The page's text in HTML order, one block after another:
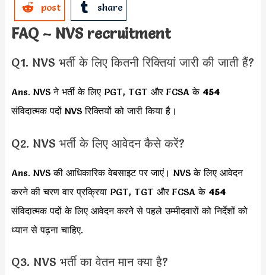
post share
FAQ – NVS recruitment
Q1. NVS भर्ती के लिए कितनी रिक्तियां जारी की जाती हैं?
Ans. NVS ने भर्ती के लिए PGT, TGT और FCSA के454
संविदात्मक पदों NVS रिक्तियों को जारी किया है।
Q2. NVS भर्ती के लिए आवेदन कैसे करें?
Ans. NVS की आधिकारिक वेबसाइट पर जाएं। NVS के लिए आवेदन
करने की चरण वार प्रक्रिया PGT, TGT और FCSA के454
संविदात्मक पदों के लिए आवेदन करने से पहले उम्मीदवारों को निर्देशों को
ध्यान से पढ़ना चाहिए.
Q3. NVS भर्ती का वेतन मान क्या है?